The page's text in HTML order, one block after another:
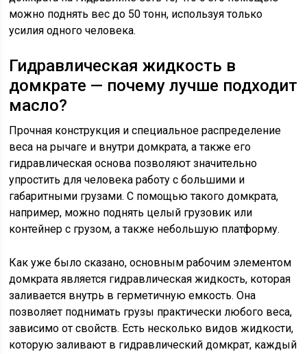
можно поднять вес до 50 тонн, используя только
усилия одного человека.
Гидравлическая жидкость в
домкрате — почему лучше подходит
масло?
Прочная конструкция и специальное распределение
веса на рычаге и внутри домкрата, а также его
гидравлическая основа позволяют значительно
упростить для человека работу с большими и
габаритными грузами. С помощью такого домкрата,
например, можно поднять целый грузовик или
контейнер с грузом, а также небольшую платформу.
Как уже было сказано, основным рабочим элементом
домкрата является гидравлическая жидкость, которая
заливается внутрь в герметичную емкость. Она
позволяет поднимать грузы практически любого веса,
зависимо от свойств. Есть несколько видов жидкости,
которую заливают в гидравлический домкрат, каждый